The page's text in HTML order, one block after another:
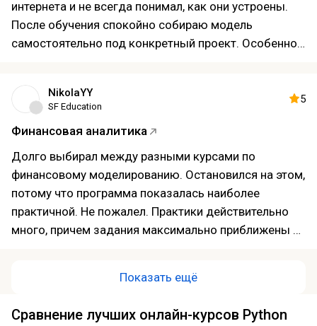
интернета и не всегда понимал, как они устроены.
После обучения спокойно собираю модель
самостоятельно под конкретный проект. Особенно
— иногда хотелось больше живых вебинаров, но это
не испортило общее впечатление. Если нужна
именно практическая база, курс могу
рекомендовать.
NikolaYY
SF Education
5
Финансовая аналитика
Долго выбирал между разными курсами по
финансовому моделированию. Остановился на этом,
потому что программа показалась наиболее
практичной. Не пожалел. Практики действительно
много, причем задания максимально приближены к
Иногда хотелось, чтобы отдельные темы разбирали
Теперь намного увереннее работаю с
Показать ещё
Сравнение лучших онлайн-курсов Python